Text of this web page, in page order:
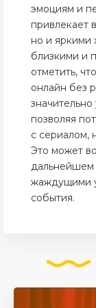
эмоциям и
привлекает
но и яркими
близкими и
отметить,
онлайн без
позволяя
с сериалом,
Это может
дальнейшем
жаждущими
события.